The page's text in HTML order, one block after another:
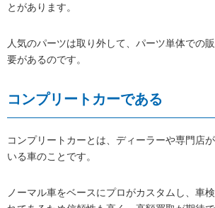
とがあります。
人気のパーツは取り外して、パーツ単体での
要があるのです。
コンプリートカーである
コンプリートカーとは、ディーラーや専門店
いる車のことです。
ノーマル車をベースにプロがカスタムし、車